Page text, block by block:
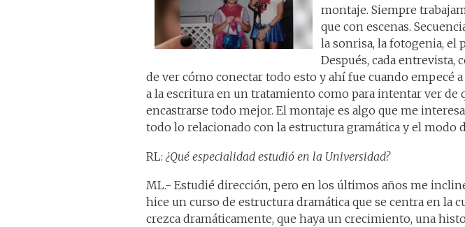
montaje. Siempre
que con escenas.
la sonrisa, la fotogenia, el
Después, cada entrevista,
de ver cómo conectar todo esto y ahí fue cuando empecé
a la escritura en un tratamiento como para intentar ver de
encastrarse todo mejor. El montaje es algo que me
todo lo relacionado con la estructura gramática y el modo
RL:¿Qué especialidad estudió en la Universidad?
ML.- Estudié dirección, pero en los últimos años me
hice un curso de estructura dramática que se centra en la
crezca dramáticamente, que haya un crecimiento, una